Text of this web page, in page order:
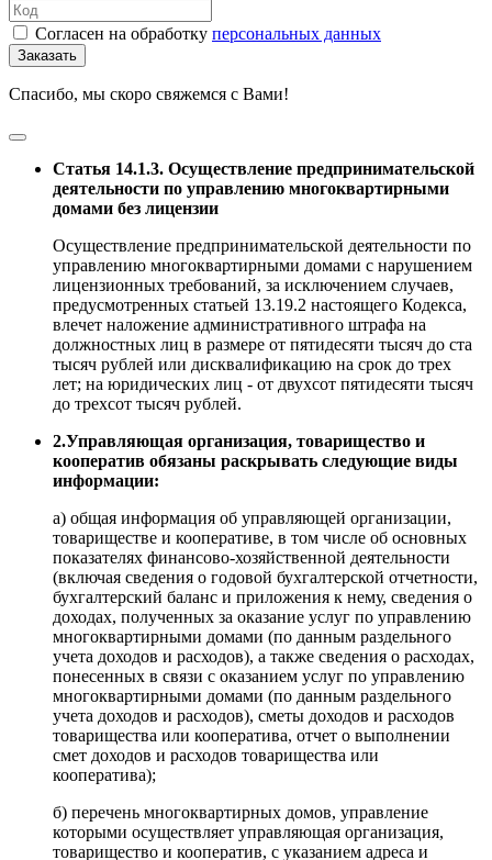
Согласен на обработку персональных данных
Заказать
Спасибо, мы скоро свяжемся с Вами!
Статья 14.1.3. Осуществление предпринимательской
деятельности по управлению многоквартирными
домами без лицензии
Осуществление предпринимательской деятельности по
управлению многоквартирными домами с нарушением
лицензионных требований, за исключением случаев,
предусмотренных статьей 13.19.2 настоящего Кодекса,
влечет наложение административного штрафа на
должностных лиц в размере от пятидесяти тысяч до ста
тысяч рублей или дисквалификацию на срок до трех
лет; на юридических лиц - от двухсот пятидесяти тысяч
до трехсот тысяч рублей.
2.Управляющая организация, товарищество и
кооператив обязаны раскрывать следующие виды
информации:
а) общая информация об управляющей организации,
товариществе и кооперативе, в том числе об основных
показателях финансово-хозяйственной деятельности
(включая сведения о годовой бухгалтерской отчетности,
бухгалтерский баланс и приложения к нему, сведения о
доходах, полученных за оказание услуг по управлению
многоквартирными домами (по данным раздельного
учета доходов и расходов), а также сведения о расходах,
понесенных в связи с оказанием услуг по управлению
многоквартирными домами (по данным раздельного
учета доходов и расходов), сметы доходов и расходов
товарищества или кооператива, отчет о выполнении
смет доходов и расходов товарищества или
кооператива);
б) перечень многоквартирных домов, управление
которыми осуществляет управляющая организация,
товарищество и кооператив, с указанием адреса и